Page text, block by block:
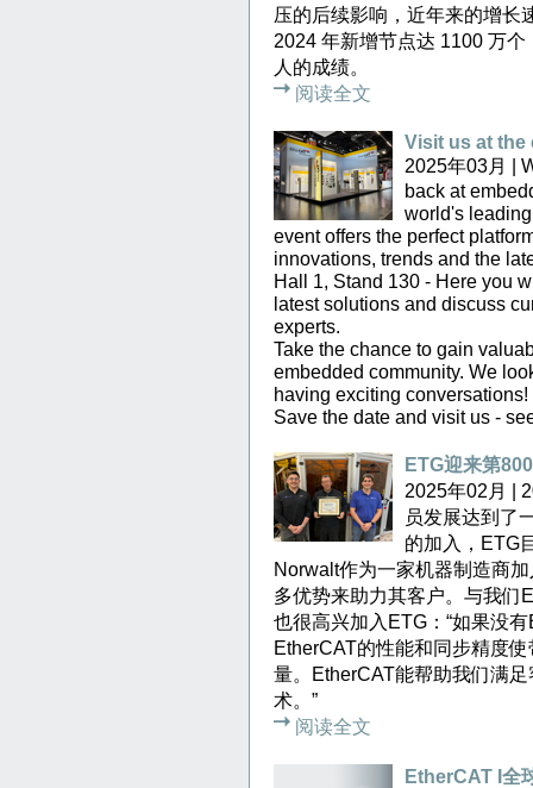
压的后续影响，近年来的增长
2024 年新增节点达 1100 万
人的成绩。
阅读全文
Visit us at the
2025年03月 |
back at
world's
event offers the perfect
innovations, trends and the
Hall 1, Stand 130 - Here you
latest solutions and discuss
experts.
Take the chance to gain
embedded community. We
having exciting conversations!
Save the date and visit us -
ETG迎来第
2025年02月 |
员发展达到了
的加入，ETG
Norwalt作为一家机器制造商
多优势来助力其客户。与我们
也很高兴加入ETG：“如果没
EtherCAT的性能和同步精度
量。EtherCAT能帮助我们满
术。”
阅读全文
EtherCAT I全